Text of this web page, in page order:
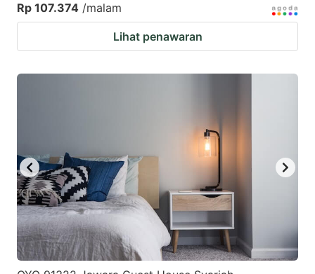
Rp 107.374 /malam
Lihat penawaran